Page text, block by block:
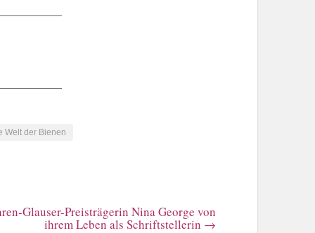
Welt der Bienen
Glauser-Preisträgerin Nina George von
ihrem Leben als Schriftstellerin →